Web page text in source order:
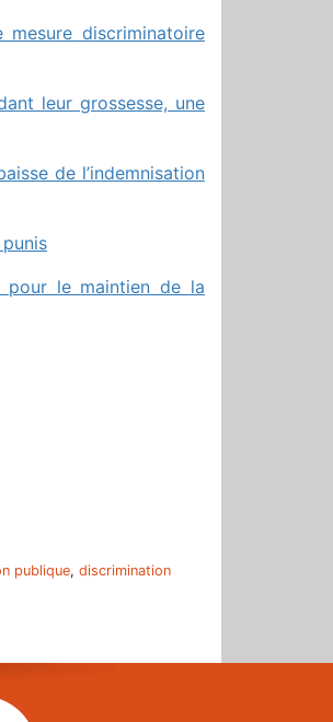
discriminatoire
leur grossesse, une
de l’indemnisation
pour le maintien de la
publique, discrimination